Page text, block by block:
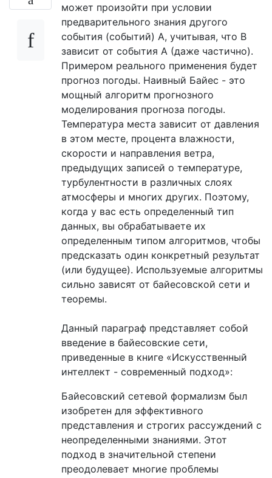
может произойти при условии
предварительного знания другого
события (событий) A, учитывая, что B
зависит от события A (даже частично).
Примером реального применения будет
прогноз погоды. Наивный Байес - это
мощный алгоритм прогнозного
моделирования прогноза погоды.
Температура места зависит от давления
в этом месте, процента влажности,
скорости и направления ветра,
предыдущих записей о температуре,
турбулентности в различных слоях
атмосферы и многих других. Поэтому,
когда у вас есть определенный тип
данных, вы обрабатываете их
определенным типом алгоритмов, чтобы
предсказать один конкретный результат
(или будущее). Используемые алгоритмы
сильно зависят от байесовской сети и
теоремы.
Данный параграф представляет собой
введение в байесовские сети,
приведенные в книге «Искусственный
интеллект - современный подход»:
Байесовский сетевой формализм был
изобретен для эффективного
представления и строгих рассуждений с
неопределенными знаниями. Этот
подход в значительной степени
преодолевает многие проблемы